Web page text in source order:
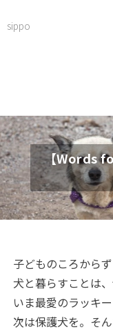
sippo
【Words
子どものころから
犬と暮らすことは
いま最愛のラッキ
次は保護犬を。そ